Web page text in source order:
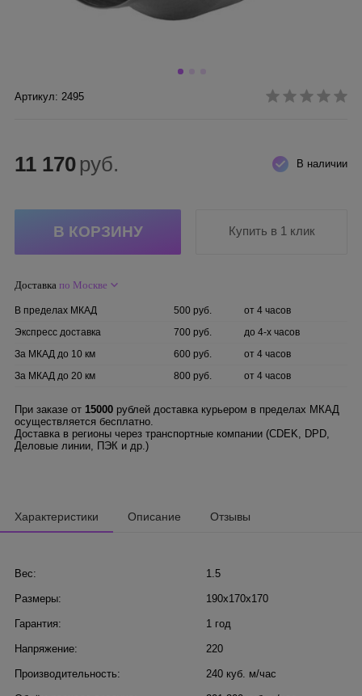
Артикул: 2495
В наличии
11 170 руб.
Купить в 1 клик
Доставка по Москве
В пределах МКАД 500 руб.
от 4 часов
Экспресс доставка
700 руб.
до 4-х часов
За МКАД до 10 км
600 руб.
от 4 часов
За МКАД до 20 км
800 руб. от 4 часов
При заказе от 15000 рублей доставка курьером в пределах МКАД
осуществляется бесплатно.
Доставка в регионы через транспортные компании (CDEK, DPD,
Деловые линии, ПЭК и др.)
Характеристики Описание Отзывы
Вес: 1.5
Размеры: 190x170x170
Гарантия: 1 год
Напряжение: 220
Производительность: 240 куб. м/час